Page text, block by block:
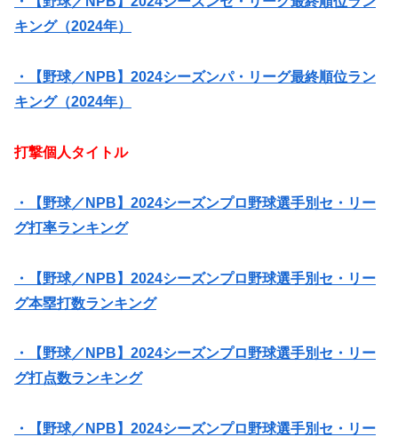
キング（2024年）
・【野球／NPB】2024シーズンパ・リーグ最終順位ラン
キング（2024年）
打撃個人タイトル
・【野球／NPB】2024シーズンプロ野球選手別セ・リー
グ打率ランキング
・【野球／NPB】2024シーズンプロ野球選手別セ・リー
グ本塁打数ランキング
・【野球／NPB】2024シーズンプロ野球選手別セ・リー
グ打点数ランキング
・【野球／NPB】2024シーズンプロ野球選手別セ・リー